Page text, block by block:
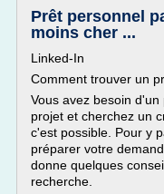
Prêt personnel
moins cher ...
Linked-In
Comment trouver un
Vous avez besoin
projet et cherchez un
c'est possible. Pour y
préparer votre
donne quelques
recherche.